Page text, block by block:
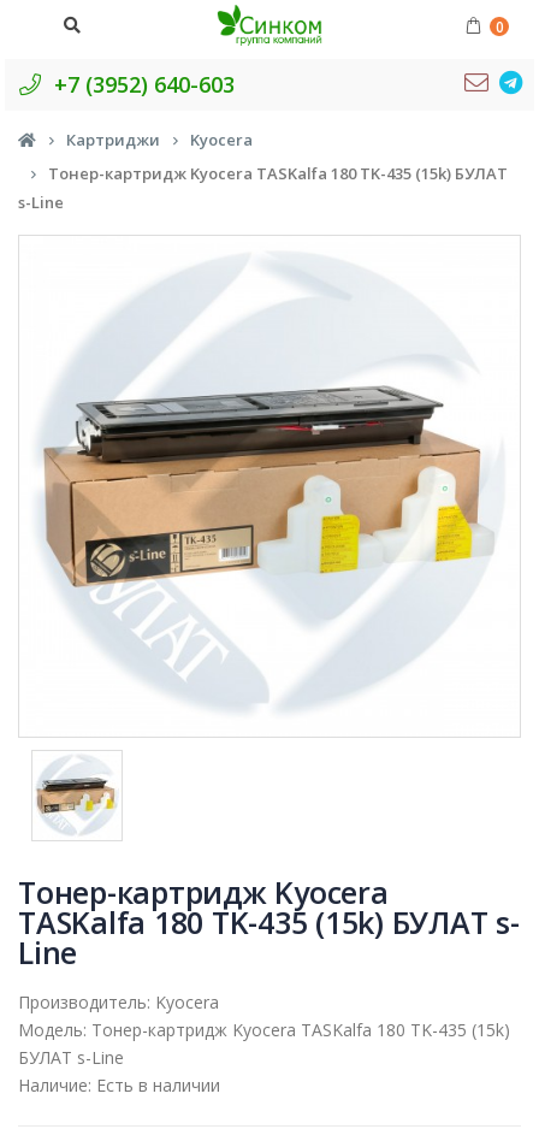
0
+7 (3952) 640-603
Картриджи
Kyocera
Тонер-картридж Kyocera TASKalfa 180 TK-435 (15k) БУЛАТ
s-Line
Тонер-картридж Kyocera
TASKalfa 180 TK-435 (15k) БУЛАТ s-
Line
Производитель: Kyocera
Модель: Тонер-картридж Kyocera TASKalfa 180 TK-435 (15k)
БУЛАТ s-Line
Наличие: Есть в наличии